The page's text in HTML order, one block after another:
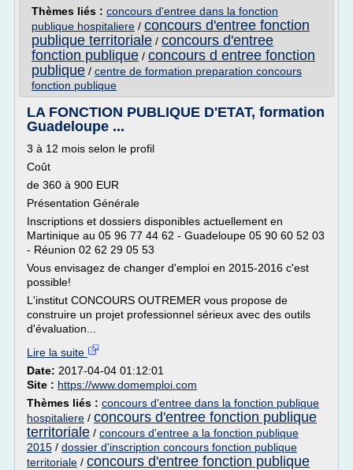
Thèmes liés : concours d'entree dans la fonction
publique hospitaliere / concours d'entree fonction
publique territoriale / concours d'entree
fonction publique / concours d entree fonction
publique / centre de formation preparation concours
fonction publique
LA FONCTION PUBLIQUE D'ETAT, formation
Guadeloupe ...
3 à 12 mois selon le profil
Coût
de 360 à 900 EUR
Présentation Générale
Inscriptions et dossiers disponibles actuellement en
Martinique au 05 96 77 44 62 - Guadeloupe 05 90 60 52 03
- Réunion 02 62 29 05 53
Vous envisagez de changer d'emploi en 2015-2016 c'est
possible!
L'institut CONCOURS OUTREMER vous propose de
construire un projet professionnel sérieux avec des outils
d'évaluation...
Lire la suite
Date: 2017-04-04 01:12:01
Site : https://www.domemploi.com
Thèmes liés : concours d'entree dans la fonction publique
hospitaliere / concours d'entree fonction publique
territoriale / concours d'entree a la fonction publique
2015 / dossier d'inscription concours fonction publique
territoriale / concours d'entree fonction publique